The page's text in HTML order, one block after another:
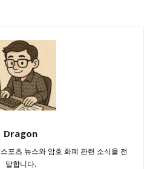
Dragon
포츠 뉴스와 암호 화폐 관련 소식을 전
달합니다.